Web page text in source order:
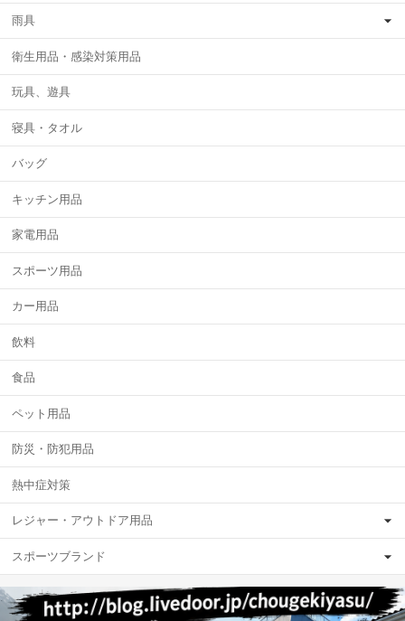
雨具
衛生用品・感染対策用品
玩具、遊具
寝具・タオル
バッグ
キッチン用品
家電用品
スポーツ用品
カー用品
飲料
食品
ペット用品
防災・防犯用品
熱中症対策
レジャー・アウトドア用品
スポーツブランド